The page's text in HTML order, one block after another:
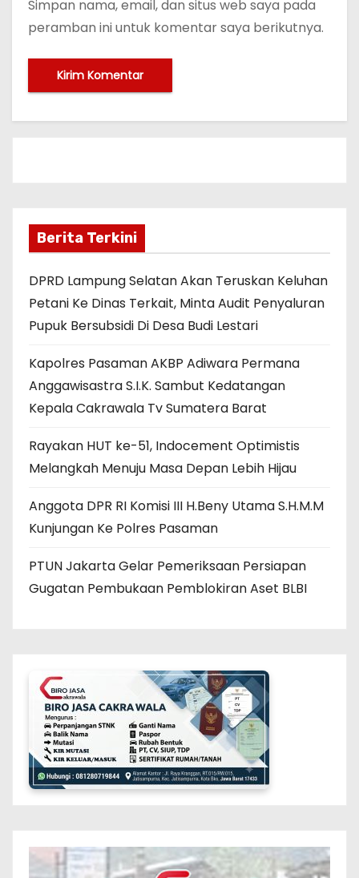
Simpan nama, email, dan situs web saya pada
peramban ini untuk komentar saya berikutnya.
Berita Terkini
DPRD Lampung Selatan Akan Teruskan Keluhan
Petani Ke Dinas Terkait, Minta Audit Penyaluran
Pupuk Bersubsidi Di Desa Budi Lestari
Kapolres Pasaman AKBP Adiwara Permana
Anggawisastra S.I.K. Sambut Kedatangan
Kepala Cakrawala Tv Sumatera Barat
Rayakan HUT ke-51, Indocement Optimistis
Melangkah Menuju Masa Depan Lebih Hijau
Anggota DPR RI Komisi III H.Beny Utama S.H.M.M
Kunjungan Ke Polres Pasaman
PTUN Jakarta Gelar Pemeriksaan Persiapan
Gugatan Pembukaan Pemblokiran Aset BLBI